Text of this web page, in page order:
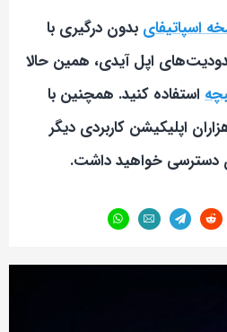
اسپاتیفای بدون درگیری با
اپل آیدی، همین حالا
استفاده کنید. همچنین با
اپلیکیشن کاربردی دیگر
دسترسی خواهید داشت.